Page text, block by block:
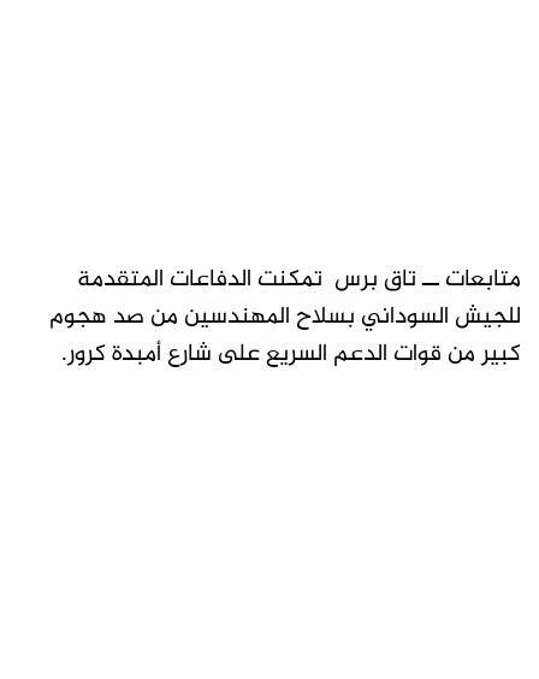
متابعات ــ تاق برس تمكنت الدفاعات المتقدمة
للجيش السوداني بسلاح المهندسين من صد هجوم
كبير من قوات الدعم السريع على شارع أمبدة كرور.